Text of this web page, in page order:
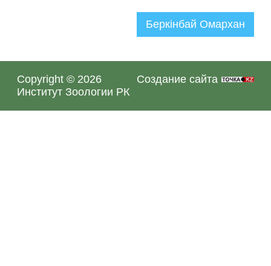
Беркінбай Омархан
Copyright © 2026
Институт Зоологии РК
Создание сайта